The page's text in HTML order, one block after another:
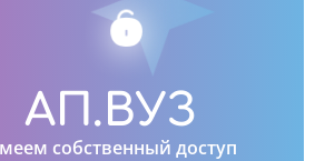
АП.ВУЗ
собственный доступ